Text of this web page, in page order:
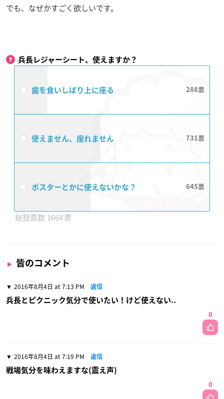
でも、なぜかすごく欲しいです。
兵長レジャーシート、使えますか？
歯を食いしばり上に座る 288
使えません、座れません 731
ポスターとかに使えないかな？ 645
1664
皆のコメント
2016年8月4日 at 7:13 PM 返信
兵長とピクニック気分で使いたい！けど使えない..
0
2016年8月4日 at 7:19 PM 返信
戦場気分を味わえますな(震え声)
0